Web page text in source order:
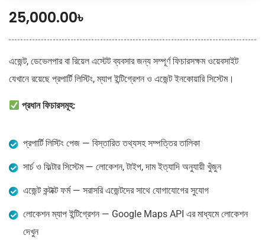
25,000.00৳
এজেন্ট, ডেভেলপার বা রিয়েল এস্টেট ব্যবসার জন্য সম্পূর্ণ ফিচারসক্ষম ওয়েবসাইট
যেখানে রয়েছে প্রপার্টি লিস্টিং, ম্যাপ ইন্টিগ্রেশন ও এজেন্ট ইনকোয়ারি সিস্টেম।
প্রধান ফিচারসমূহ:
প্রপার্টি লিস্টিং পেজ — বিস্তারিত তথ্যসহ সম্পত্তির তালিকা
সার্চ ও ফিল্টার সিস্টেম — লোকেশন, টাইপ, দাম ইত্যাদি অনুযায়ী খুঁজুন
এজেন্ট কন্টাক্ট ফর্ম — সরাসরি এজেন্টদের সাথে যোগাযোগের সুযোগ
লোকেশন ম্যাপ ইন্টিগ্রেশন — Google Maps API এর মাধ্যমে লোকেশন
দেখুন